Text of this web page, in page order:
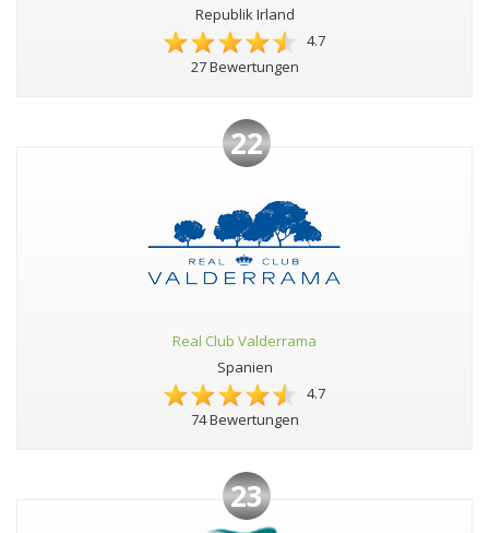
Republik Irland
4.7
27 Bewertungen
22
Real Club Valderrama
Spanien
4.7
74 Bewertungen
23